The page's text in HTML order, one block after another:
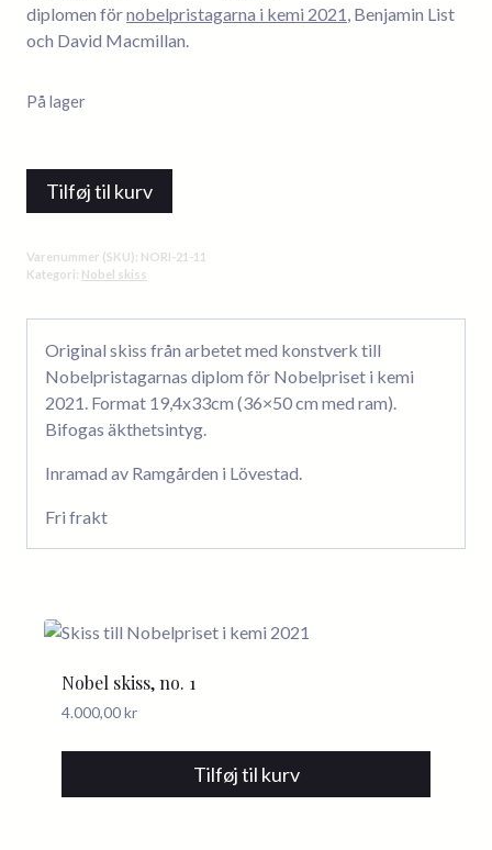
diplomen förnobelpristagarna i kemi 2021, Benjamin List
och David Macmillan.
På lager
no.11
original
inramad
Tilføj til kurv
Varenummer (SKU): NORI-21-11
Kategori: Nobel skiss
Original skiss från arbetet med konstverk till
Nobelpristagarnas diplom för Nobelpriset i kemi
2021. Format 19,4x33cm (36×50 cm med ram).
Bifogas äkthetsintyg.
Inramad av Ramgården i Lövestad.
Fri frakt
Nobel skiss, no. 1
4.000,00kr
Tilføj til kurv